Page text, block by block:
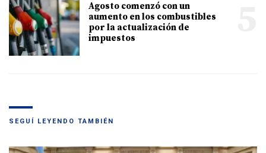
Agosto comenzó con un
aumento en los combustibles
por la actualización de
impuestos
SEGUÍ LEYENDO TAMBIÉN